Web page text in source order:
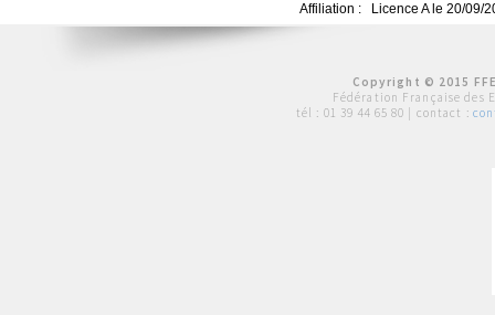
Affiliation :
Licence A le 20/09/
Copyright © 2015
Fédération Française des
tél : 01 39 44 65 80 | contact :